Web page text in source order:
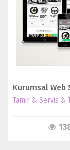
Kurumsal
Tamir & Servis &